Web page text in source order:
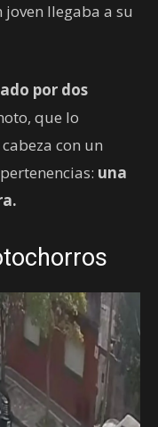
llegaba a su
por dos
que lo
con un
una